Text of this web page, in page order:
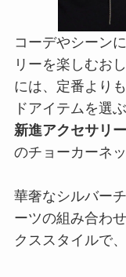
コーデやシーン
リーを楽しむお
には、定番より
ドアイテムを選
新進アクセサリ
のチョーカーネッ
華奢なシルバー
ーツの組み合わ
クススタイルで